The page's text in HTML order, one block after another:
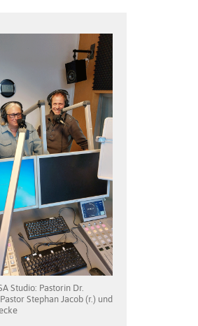
Studio: Pastorin Dr.
Stephan Jacob (r.) und